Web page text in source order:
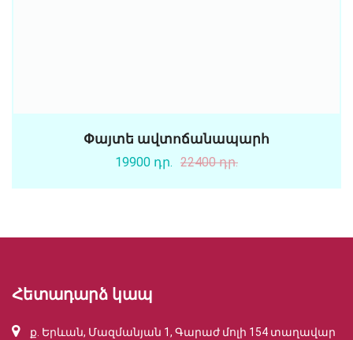
Փայտե ավտոճանապարհ
19900 դր. 22400 դր.
Հետադարձ կապ
ք. Երևան, Մազմանյան 1, Գարաժ մոլի 154 տաղավար